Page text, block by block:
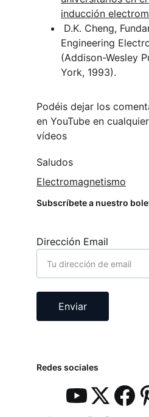
inducción
Engineering
(Addison-Wesley
York, 1993).
Podéis dejar los
en YouTube en
vídeos
Saludos
Electromagnetismo
Dirección Email
Enviar
Redes sociales
Subscríbete a nuestro